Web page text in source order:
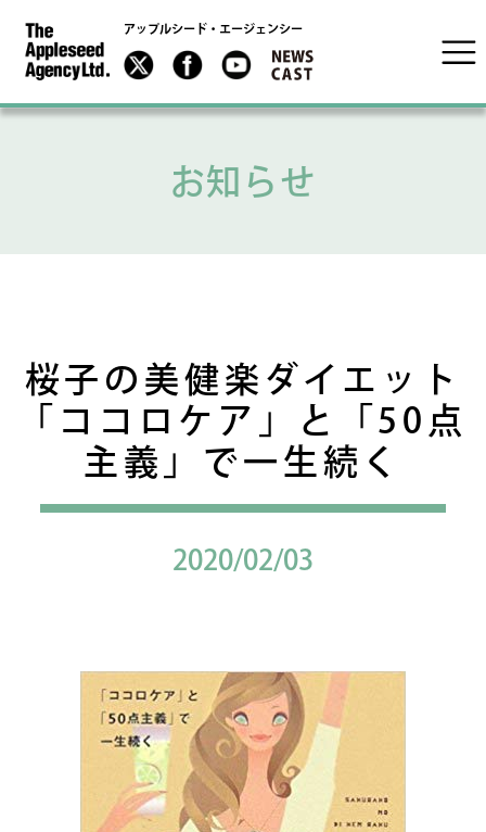
アップルシード・エージェンシー
お知らせ
桜子の美健楽ダイエット
「ココロケア」と「50点
主義」で一生続く
2020/02/03